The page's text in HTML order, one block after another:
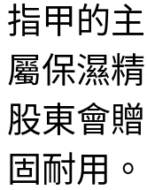
指甲的
屬保濕
股東會
固耐用。